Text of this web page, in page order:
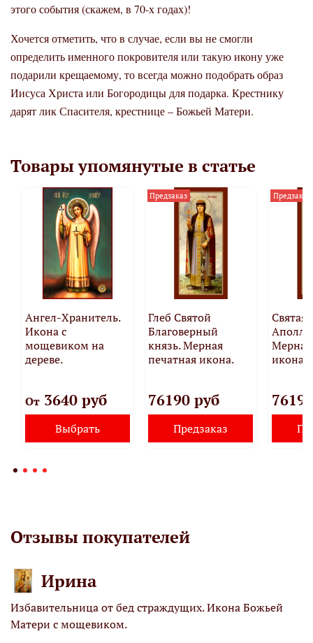
этого события (скажем, в 70-х годах)!
Хочется отметить, что в случае, если вы не смогли
определить именного покровителя или такую икону уже
подарили крещаемому, то всегда можно подобрать образ
Иисуса Христа или Богородицы для подарка. Крестнику
дарят лик Спасителя, крестнице – Божьей Матери.
Товары упомянутые в статье
Ангел-Хранитель.
Икона с
мощевиком на
дереве.
От3640 руб
Выбрать
Предзаказ
Глеб Святой
Благоверный
князь. Мерная
печатная икона.
76190 руб
Предзаказ
Предзаказ
Святая
Мерная
икона.
Отзывы покупателей
Ирина
Избавительница от бед страждущих. Икона Божьей
Матери с мощевиком.